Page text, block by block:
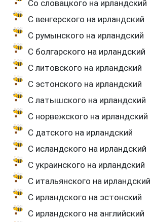
Со словацкого на ирландский
С венгерского на ирландский
С румынского на ирландский
С болгарского на ирландский
С литовского на ирландский
С эстонского на ирландский
С латышского на ирландский
С норвежского на ирландский
С датского на ирландский
С исландского на ирландский
С украинского на ирландский
С итальянского на ирландский
С ирландского на эстонский
С ирландского на английский